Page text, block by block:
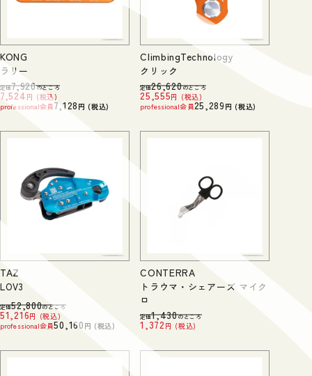
KONG
ラリー
定価7,920のところ
7,524
税込
professional会員7,128 税込
ClimbingTechnology
クリック
定価26,620のところ
25,555
税込
professional会員25,289 税込
TAZ
LOV3
定価52,800のところ
51,216
税込
professional会員50,160 税込
CONTERRA
トラウマ・シェアーズ マイク
ロ
定価1,430のところ
1,372 税込